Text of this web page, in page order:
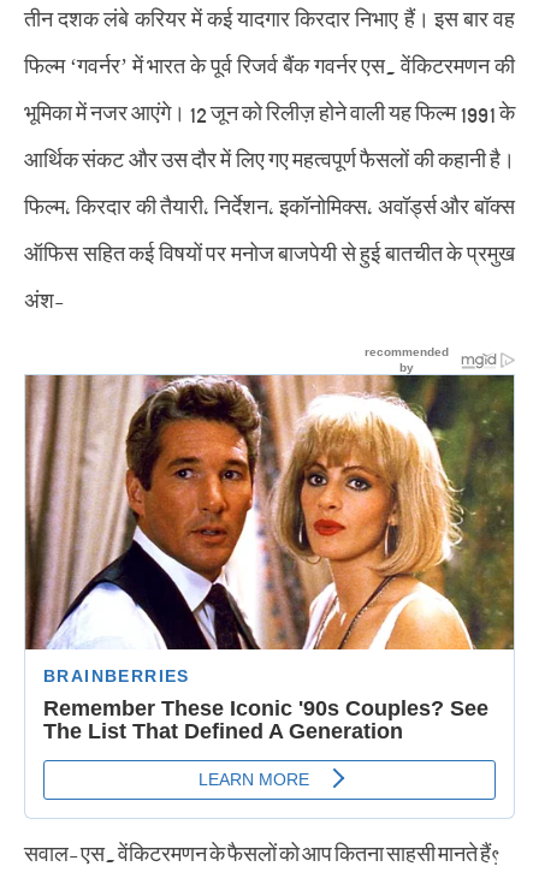
b
o
o
k
t
e
r
s
A
p
p
e
d
I
n
l
r
तीन दशक लंबे करियर में कई यादगार किरदार निभाए हैं। इस बार वह
फिल्म ‘गवर्नर’ में भारत के पूर्व रिजर्व बैंक गवर्नर एस. वेंकिटरमणन की
भूमिका में नजर आएंगे। 12 जून को रिलीज़ होने वाली यह फिल्म 1991 के
आर्थिक संकट और उस दौर में लिए गए महत्वपूर्ण फैसलों की कहानी है।
फिल्म, किरदार की तैयारी, निर्देशन, इकॉनोमिक्स, अवॉर्ड्स और बॉक्स
ऑफिस सहित कई विषयों पर मनोज बाजपेयी से हुई बातचीत के प्रमुख
अंश-
सवाल- एस. वेंकिटरमणन के फैसलों को आप कितना साहसी मानते हैं?